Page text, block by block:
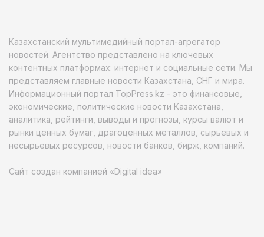
Казахстанский мультимедийный портал-агрегатор
новостей. Агентство представлено на ключевых
контентных платформах: интернет и социальные сети. Мы
представляем главные новости Казахстана, СНГ и мира.
Информационный портал TopPress.kz - это финансовые,
экономические, политические новости Казахстана,
аналитика, рейтинги, выводы и прогнозы, курсы валют и
рынки ценных бумаг, драгоценных металлов, сырьевых и
несырьевых ресурсов, новости банков, бирж, компаний.
Сайт создан компанией «Digital idea»